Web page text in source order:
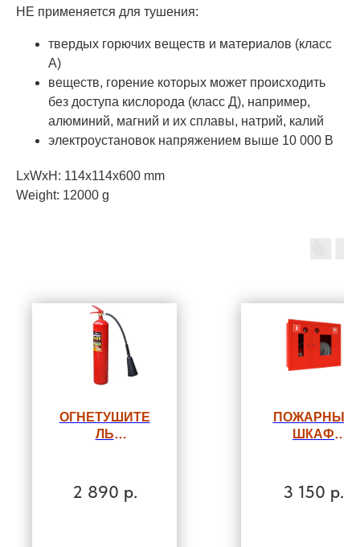
НЕ применяется для тушения:
твердых горючих веществ и материалов (класс
А)
веществ, горение которых может происходить
без доступа кислорода (класс Д), например,
алюминий, магний и их сплавы, натрий, калий
электроустановок напряжением выше 10 000 В
LxWxH: 114x114x600 mm
Weight: 12000 g
ОГНЕТУШИТЕ
ЛЬ
2 890 р.
ПОЖАРНЫЙ
ШКАФ
3 150 р.